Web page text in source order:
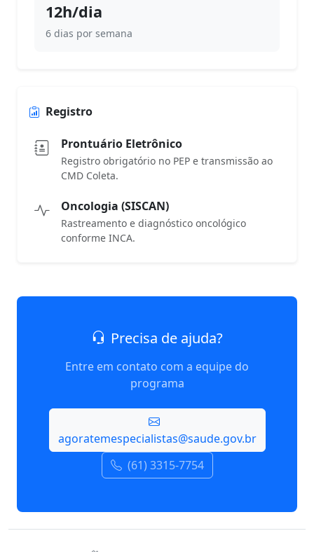
12h/dia
6 dias por semana
Registro
Prontuário Eletrônico
Registro obrigatório no PEP e transmissão ao
CMD Coleta.
Oncologia (SISCAN)
Rastreamento e diagnóstico oncológico
conforme INCA.
Precisa de ajuda?
Entre em contato com a equipe do
programa
agoratemespecialistas@saude.gov.br
(61) 3315-7754